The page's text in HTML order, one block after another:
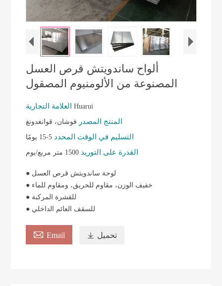
ألواح ساندويتش قرص العسل
المصنوعة من الألومنيوم المصقول
العلامة التجاريةHuarui
المنتج المصدر فوشان، قوانغدونغ
التسليم في الوقت المحدد 5-15 يومًا
القدرة على التوريد 1500 متر مربع/يوم
● لوحة ساندويتش قرص العسل
● خفيف الوزن، مقاوم للحريق، ومقاوم للماء
● للقشرة المركبة
● للسقف العائم الداخلي
 Email  تحميل